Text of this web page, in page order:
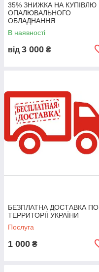
35% ЗНИЖКА НА КУПІВЛЮ
ОПАЛЮВАЛЬНОГО
ОБЛАДНАННЯ
В наявності
від 3 000 ₴
БЕЗПЛАТНА ДОСТАВКА ПО
ТЕРРИТОРІЇ УКРАЇНИ
Послуга
1 000 ₴